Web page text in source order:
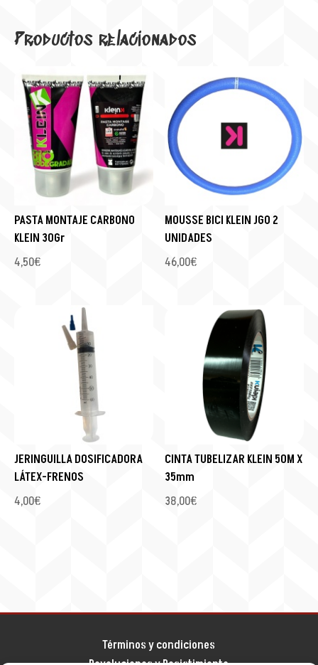
Productos relacionados
PASTA MONTAJE CARBONO
KLEIN 30Gr
4,50€
MOUSSE BICI KLEIN JGO 2
UNIDADES
46,00€
JERINGUILLA DOSIFICADORA
LÁTEX-FRENOS
4,00€
CINTA TUBELIZAR KLEIN 50M X
35mm
38,00€
Términos y condiciones